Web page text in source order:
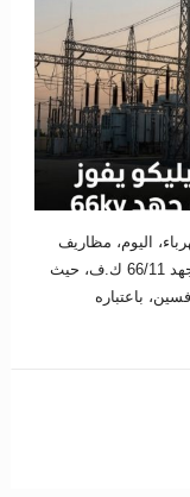
اليوم، مظاريف
المناقصة الخاصة بتنفيذ محطة محولات الحمراء جهد 66/11 ك.ف، حيث
باعتباره